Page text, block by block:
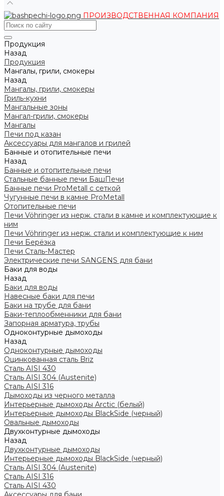
ПРОИЗВОДСТВЕННАЯ КОМПАНИЯ
Продукция
Назад
Продукция
Мангалы, грили, смокеры
Назад
Мангалы, грили, смокеры
Гриль-кухни
Мангальные зоны
Мангал-грили, смокеры
Мангалы
Печи под казан
Аксессуары для мангалов и грилей
Банные и отопительные печи
Назад
Банные и отопительные печи
Стальные банные печи БашПечи
Банные печи ProMetall с сеткой
Чугунные печи в камне ProMetall
Отопительные печи
Печи Vöhringer из нерж. стали в камне и комплектующие к
ним
Печи Vöhringer из нерж. стали и комплектующие к ним
Печи Берёзка
Печи Сталь-Мастер
Электрические печи SANGENS для бани
Баки для воды
Назад
Баки для воды
Навесные баки для печи
Баки на трубе для бани
Баки-теплообменники для бани
Запорная арматура, трубы
Одноконтурные дымоходы
Назад
Одноконтурные дымоходы
Оцинкованная сталь Briz
Сталь AISI 430
Сталь AISI 304 (Austenite)
Сталь AISI 316
Дымоходы из черного металла
Интерьерные дымоходы Arctic (белый)
Интерьерные дымоходы BlackSide (черный)
Овальные дымоходы
Двухконтурные дымоходы
Назад
Двухконтурные дымоходы
Интерьерные дымоходы BlackSide (черный)
Сталь AISI 304 (Austenite)
Сталь AISI 316
Сталь AISI 430